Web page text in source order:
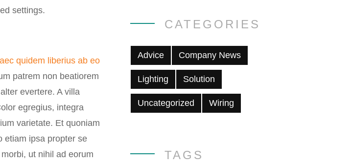
settings.
quidem liberius ab eo
patrem non beatiorem
evertere. A villa
egregius, integra
varietate. Et quoniam
etiam ipsa propter se
ut nihil ad eorum
CATEGORIES
Advice Company News
Lighting Solution
Uncategorized Wiring
TAGS